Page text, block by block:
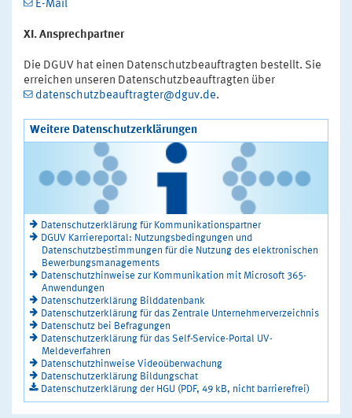
E-Mail
XI. Ansprechpartner
Die DGUV hat einen Datenschutzbeauftragten bestellt. Sie
erreichen unseren Datenschutzbeauftragten über
datenschutzbeauftragter@dguv.de.
Weitere Datenschutzerklärungen
Datenschutzerklärung für Kommunikationspartner
DGUV Karriereportal: Nutzungsbedingungen und
Datenschutzbestimmungen für die Nutzung des elektronischen
Bewerbungsmanagements
Datenschutzhinweise zur Kommunikation mit Microsoft 365-
Anwendungen
Datenschutzerklärung Bilddatenbank
Datenschutzerklärung für das Zentrale Unternehmerverzeichnis
Datenschutz bei Befragungen
Datenschutzerklärung für das Self-Service-Portal UV-
Meldeverfahren
Datenschutzhinweise Videoüberwachung
Datenschutzerklärung Bildungschat
Datenschutzerklärung der HGU (PDF, 49 kB, nicht barrierefrei)